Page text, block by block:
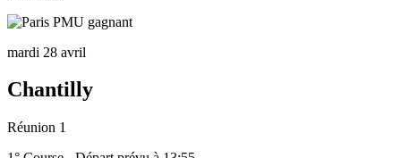
mardi 28 avril
Chantilly
Réunion 1